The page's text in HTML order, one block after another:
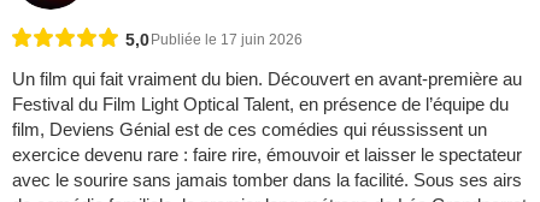
5,0 Publiée le 17 juin 2026
Un film qui fait vraiment du bien. Découvert en avant-première au
Festival du Film Light Optical Talent, en présence de l’équipe du
film, Deviens Génial est de ces comédies qui réussissent un
exercice devenu rare : faire rire, émouvoir et laisser le spectateur
avec le sourire sans jamais tomber dans la facilité. Sous ses airs